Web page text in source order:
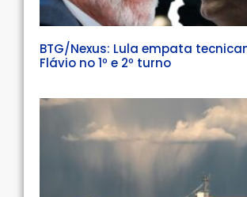
BTG/Nexus: Lula empata
Flávio no 1º e 2º turno